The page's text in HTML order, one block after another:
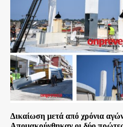
Δικαίωση μετά από χρόνια